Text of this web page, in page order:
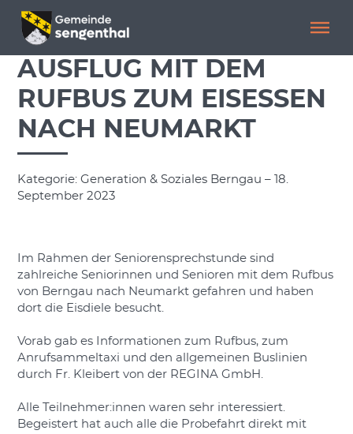
Menü überspringen
Menü überspringen
AUSFLUG MIT DEM
RUFBUS ZUM EISESSEN
NACH NEUMARKT
Kategorie: Generation & Soziales Berngau – 18.
September 2023
Im Rahmen der Seniorensprechstunde sind
zahlreiche Seniorinnen und Senioren mit dem Rufbus
von Berngau nach Neumarkt gefahren und haben
dort die Eisdiele besucht.
Vorab gab es Informationen zum Rufbus, zum
Anrufsammeltaxi und den allgemeinen Buslinien
durch Fr. Kleibert von der REGINA GmbH.
Alle Teilnehmer:innen waren sehr interessiert.
Begeistert hat auch alle die Probefahrt direkt mit